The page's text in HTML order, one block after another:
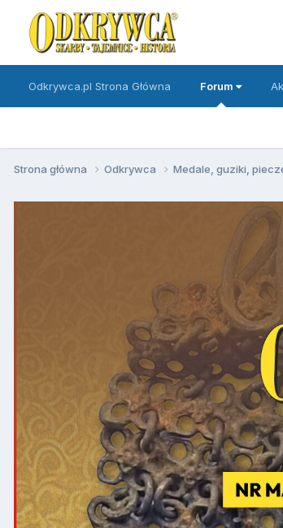
Odkrywca.pl Strona Główna Forum
Strona główna Odkrywca Medale, guziki,